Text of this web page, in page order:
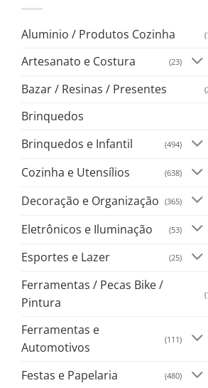
Aluminio / Produtos Cozinha
Artesanato e Costura (23)
Bazar / Resinas / Presentes
Brinquedos
Brinquedos e Infantil (494)
Cozinha e Utensílios (638)
Decoração e Organização (365)
Eletrônicos e Iluminação (53)
Esportes e Lazer (25)
Ferramentas / Pecas Bike /
Pintura
Ferramentas e
Automotivos
(111)
Festas e Papelaria (480)